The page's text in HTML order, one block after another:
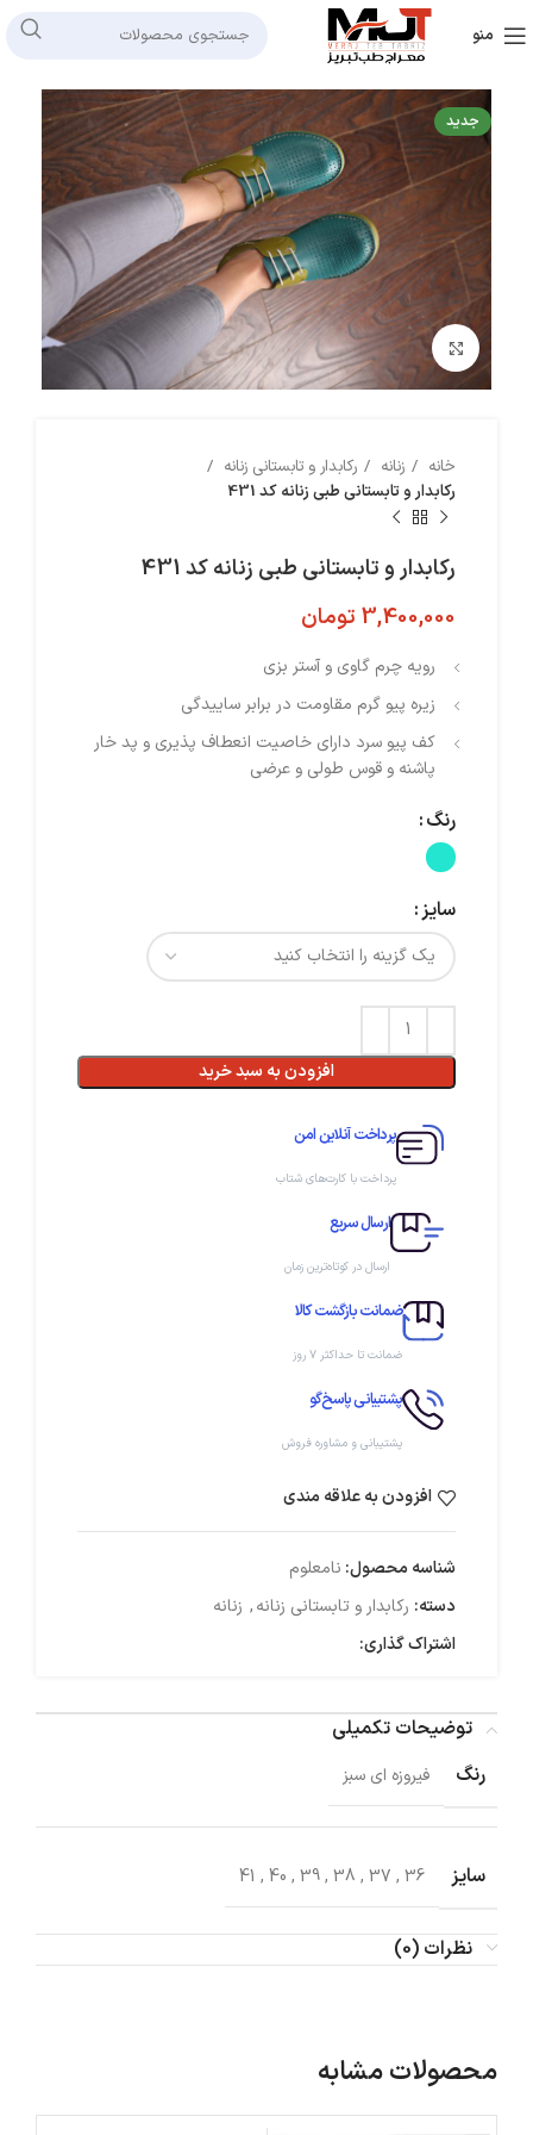
منو
جدید
بزرگنمایی تصویر
خانه زنانه
رکابدار و تابستانی زنانه
رکابدار و تابستانی طبی زنانه کد 431
رکابدار و تابستانی طبی زنانه کد 431
3,400,000 تومان
رویه چرم گاوی و آستر بزی
زیره پیو‌ گرم مقاومت در برابر ساییدگی
کف پیو‌ سرد دارای خاصیت انعطاف پذیری و پد خار
پاشنه و قوس طولی و عرضی
رنگ
سایز
افزودن به سبد خرید
پرداخت آنلاین امن
پرداخت با کارت‌های شتاب
ارسال سریع
ارسال در کوتاه‌ترین زمان
ضمانت بازگشت کالا
ضمانت تا حداکثر ۷ روز
پشتیبانی پاسخ‌گو
پشتیبانی و مشاوره فروش
افزودن به علاقه مندی
شناسه محصول: نامعلوم
دسته: رکابدار و تابستانی زنانه, زنانه
اشتراک گذاری:
توضیحات تکمیلی
رنگ
فیروزه ای سبز
سایز 36
,
37
,
38
,
39
,
40
,
41
نظرات (0)
محصولات مشابه